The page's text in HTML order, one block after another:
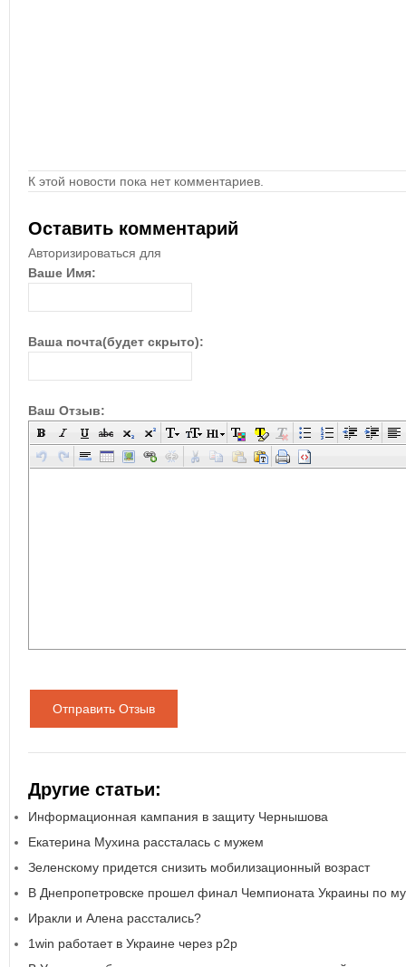
К этой новости пока нет комментариев.
Оставить комментарий
Авторизироваться для
Ваше Имя:
Ваша почта(будет скрыто):
Ваш Отзыв:
Отправить Отзыв
Другие статьи:
Информационная кампания в защиту Чернышова
Екатерина Мухина рассталась с мужем
Зеленскому придется снизить мобилизационный возраст
В Днепропетровске прошел финал Чемпионата Украины по
Иракли и Алена расстались?
1win работает в Украине через р2р